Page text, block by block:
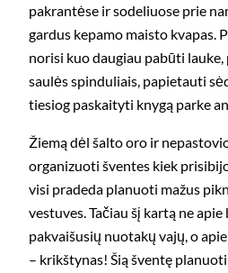
pakrantėse ir sodeliuose prie
gardus kepamo maisto kvapas.
norisi kuo daugiau pabūti
saulės spinduliais, papietauti
tiesiog paskaityti knygą parke
Žiemą dėl šalto oro ir
organizuoti šventes kiek
visi pradeda planuoti mažus
vestuves. Tačiau šį kartą ne
pakvaišusių nuotakų vajų, o
– krikštynas! Šią šventę